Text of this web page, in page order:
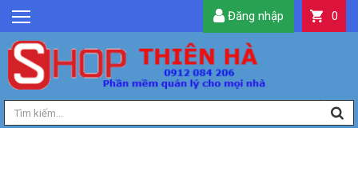
GIỚI THIỆU
TIN TỨC
SẢN PHẨM
DỊCH VỤ
0
Đăng nhập